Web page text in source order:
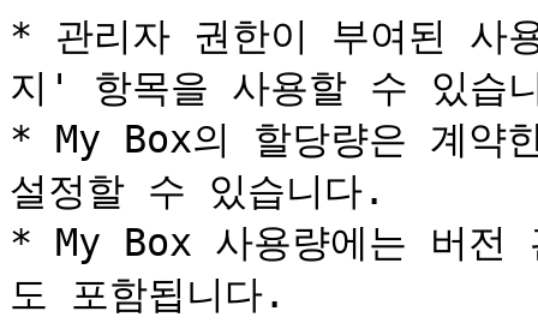
* 관리자 권한이 부여된 사
지' 항목을 사용할 수 있습
* My Box의 할당량은 계약
설정할 수 있습니다.
* My Box 사용량에는 버전
도 포함됩니다.